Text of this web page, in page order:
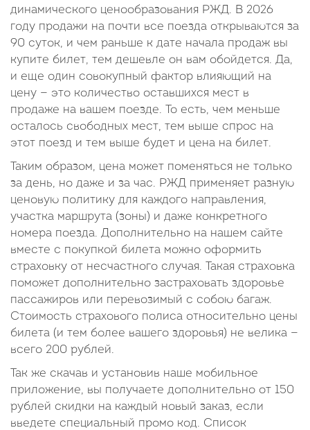
динамического ценообразования РЖД. В 2026
году продажи на почти все поезда открываются за
90 суток, и чем раньше к дате начала продаж вы
купите билет, тем дешевле он вам обойдется. Да,
и еще один совокупный фактор влияющий на
цену — это количество оставшихся мест в
продаже на вашем поезде. То есть, чем меньше
осталось свободных мест, тем выше спрос на
этот поезд и тем выше будет и цена на билет.
Таким образом, цена может поменяться не только
за день, но даже и за час. РЖД применяет разную
ценовую политику для каждого направления,
участка маршрута (зоны) и даже конкретного
номера поезда. Дополнительно на нашем сайте
вместе с покупкой билета можно оформить
страховку от несчастного случая. Такая страховка
поможет дополнительно застраховать здоровье
пассажиров или перевозимый с собою багаж.
Стоимость страхового полиса относительно цены
билета (и тем более вашего здоровья) не велика —
всего 200 рублей.
Так же скачав и установив наше мобильное
приложение, вы получаете дополнительно от 150
рублей скидки на каждый новый заказ, если
введете специальный промо код. Список